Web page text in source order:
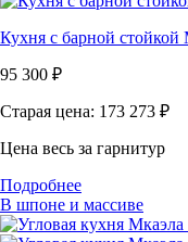
Кухня с барной
95 300 ₽
Старая цена: 173 273 ₽
Цена весь за гарнитур
Подробнее
В шпоне и массиве